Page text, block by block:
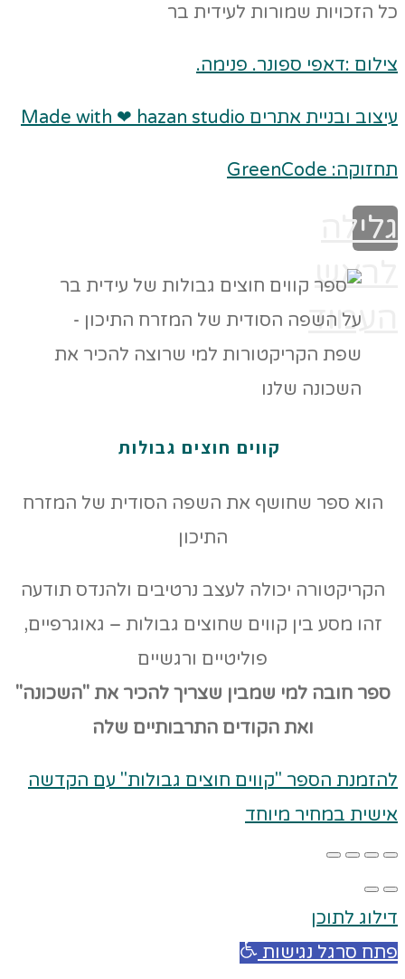
כל הזכויות שמורות לעידית בר
צילום :דאפי ספונר. פנימה.
עיצוב ובניית אתרים Made with ❤ hazan studio
תחזוקה: GreenCode
גלילה
לראש
העמוד
קווים חוצים גבולות
הוא ספר שחושף את השפה הסודית של המזרח
התיכון
הקריקטורה יכולה לעצב נרטיבים ולהנדס תודעה
זהו מסע בין קווים שחוצים גבולות – גאוגרפיים,
פוליטיים ורגשיים
ספר חובה למי שמבין שצריך להכיר את "השכונה"
ואת הקודים התרבותיים שלה
להזמנת הספר "קווים חוצים גבולות" עם הקדשה
אישית במחיר מיוחד
דילוג לתוכן
פתח סרגל נגישות